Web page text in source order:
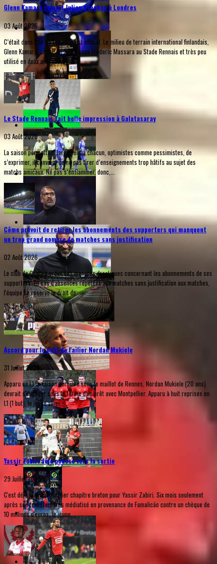
Glenn Kamara rejoint Julien Stéphan à Londres
03 Août 2026
C’était dans l’air du temps, c’est officiel. Le milieu de terrain international finlandais,
Glenn Kamara, arrivé en 2024 sous Frederic Massara au Stade Rennais et très peu
utilisé en deux ans, faute...
Le Stade Rennais fait belle impression à Galatasaray
03 Août 2026
La saison permettant largement à chacun, optimistes comme pessimistes, de
s’exprimer, il convient de ne pas tirer d’enseignements trop hâtifs au sujet des
matchs amicaux. Ne pas s’enflammer, donc,...
Côme prévoit de retirer les abonnements des supporters qui manquent
un trop grand nombre de matches sans justification
02 Août 2026
Le club de Côme a prévu des mesures drastiques concernant les abonnements de ses
supporters. En cas d'absences répétées aux matches sans justification aux matches,
l'équipe se réserve le droit de...
Accord pour le prêt de l'ailier Nordan Mukiele
31 Juillet 2026
Apparu en L1 la saison dernière sous le maillot de Rennes, Nordan Mukiele (20 ans)
devrait s'engager sous la forme d'un prêt avec Montpellier. Apparu à huit reprises en
L1 (1 but), le jeune ailier...
Yassir Zabiri déjà poussé vers la sortie
29 Juillet 2026
C'est déjà la fin du premier chapitre breton pour Yassir Zabiri. Six mois seulement
après son transfert très médiatisé en provenance de Famalicão contre un chèque de
10 millions d'euros, le jeune...